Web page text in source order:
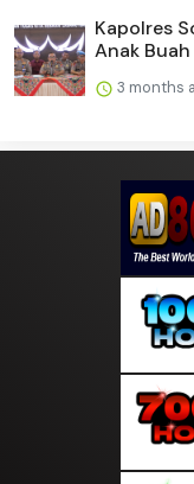
Kapolres
Anak Buah
3 months